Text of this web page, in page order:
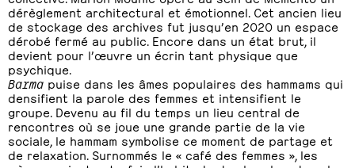
dérèglement architectural et émotionnel. Cet ancien lieu
de stockage des archives fut jusqu’en 2020 un espace
dérobé fermé au public. Encore dans un état brut, il
devient pour l’œuvre un écrin tant physique que
psychique.
Barma puise dans les âmes populaires des hammams qui
densifient la parole des femmes et intensifient le
groupe. Devenu au fil du temps un lieu central de
rencontres où se joue une grande partie de la vie
sociale, le hammam symbolise ce moment de partage et
de relaxation. Surnommés le « café des femmes », les